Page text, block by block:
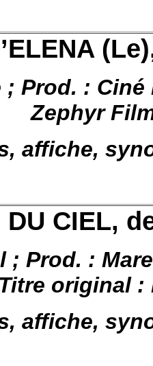
; Prod. :
Zephyr
affiche,
DU CIEL,
; Prod. :
Titre original :
affiche,